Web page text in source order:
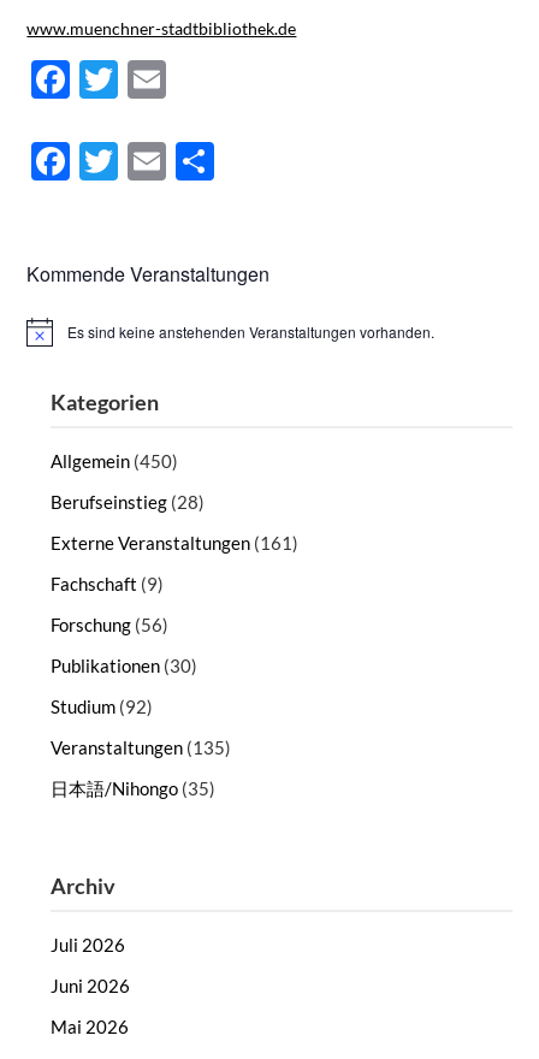
www.muenchner-stadtbibliothek.de
Facebook
Twitter
有
Facebook
Twitter
Email
Kommende Veranstaltungen
HinweisEs sind keine anstehenden Veranstaltungen vorhanden.
Kategorien
Allgemein (450)
Berufseinstieg (28)
Externe Veranstaltungen (161)
Fachschaft (9)
Forschung (56)
Publikationen (30)
Studium (92)
Veranstaltungen (135)
日本語/Nihongo (35)
Archiv
Juli 2026
Juni 2026
Mai 2026